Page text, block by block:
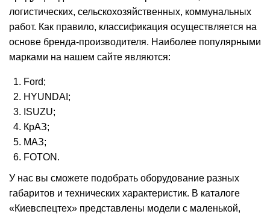
логистических, сельскохозяйственных, коммунальных
работ. Как правило, классификация осуществляется на
основе бренда-производителя. Наиболее популярными
марками на нашем сайте являются:
Ford;
HYUNDAI;
ISUZU;
КрАЗ;
МАЗ;
FOTON.
У нас вы сможете подобрать оборудование разных
габаритов и технических характеристик. В каталоге
«Киевспецтех» представлены модели с маленькой,